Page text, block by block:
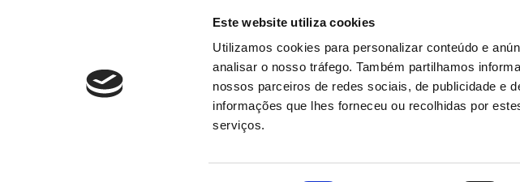
Este website utiliza cookies
Utilizamos cookies para personalizar conteúdo e
analisar o nosso tráfego. Também partilhamos
nossos parceiros de redes sociais, de publicidade e
informações que lhes forneceu ou recolhidas por
serviços.
Ctra. Montoro Osuna km 89. Puente Genil 14500 Córdoba (Espanha)